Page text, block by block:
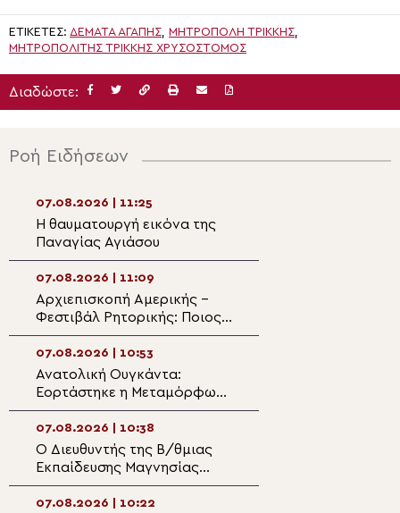
ΕΤΙΚΈΤΕΣ: ΔΕΜΑΤΑ ΑΓΑΠΗΣ, ΜΗΤΡΟΠΟΛΗ ΤΡΙΚΚΗΣ,
ΜΗΤΡΟΠΟΛΊΤΗΣ ΤΡΊΚΚΗΣ ΧΡΥΣΌΣΤΟΜΟΣ
Διαδώστε:
Ροή Ειδήσεων
07.08.2026 | 11:25
Η θαυματουργή εικόνα της
Παναγίας Αγιάσου
07.08.2026 | 11:09
Αρχιεπισκοπή Αμερικής –
Φεστιβάλ Ρητορικής: Ποιος
είναι ο φετινός νικητής
07.08.2026 | 10:53
Ανατολική Ουγκάντα:
Εορτάστηκε η Μεταμόρφωση
στο «χωριό των Λαρισαίων»
με νέα ομαδική βάπτιση
07.08.2026 | 10:38
Ο Διευθυντής της Β/θμιας
Εκπαίδευσης Μαγνησίας
στον Μητροπολίτη
Δημητριάδος
07.08.2026 | 10:22